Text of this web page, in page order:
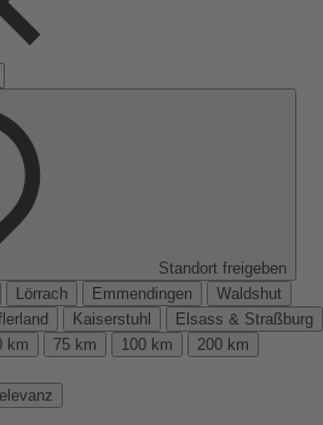
Standort freigeben
Lörrach Emmendingen
Waldshut
Kaiserstuhl
Elsass & Straßburg
km 75 km 100 km
200 km